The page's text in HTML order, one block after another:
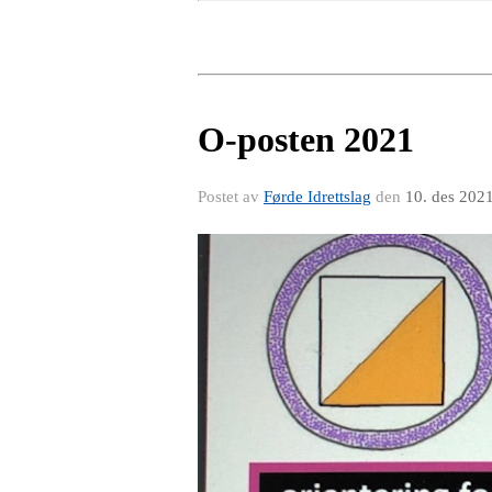
O-posten 2021
Postet av Førde Idrettslag den 10. des